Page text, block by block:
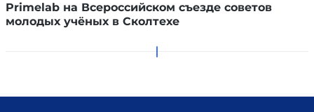
Primelab на Всероссийском съезде советов
молодых учёных в Сколтехе